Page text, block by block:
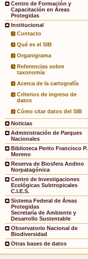
Centro de Formación y
Capacitación en Áreas
Protegidas
Institucional
Contacto
Qué es el SIB
Organigrama
Referencias sobre
taxonomía
Acerca de la cartografía
Criterios de ingreso de
datos
Cómo citar datos del SIB
Noticias
Administración de Parques
Nacionales
Biblioteca Perito Francisco P.
Moreno
Reserva de Biosfera Andino
Norpatagónica
Centro de Investigaciones
Ecológicas Subtropicales
C.I.E.S.
Sistema Federal de Áreas
Protegidas
Secretaría de Ambiente y
Desarrollo Sustentable
Observatorio Nacional de
Biodiversidad
Otras bases de datos